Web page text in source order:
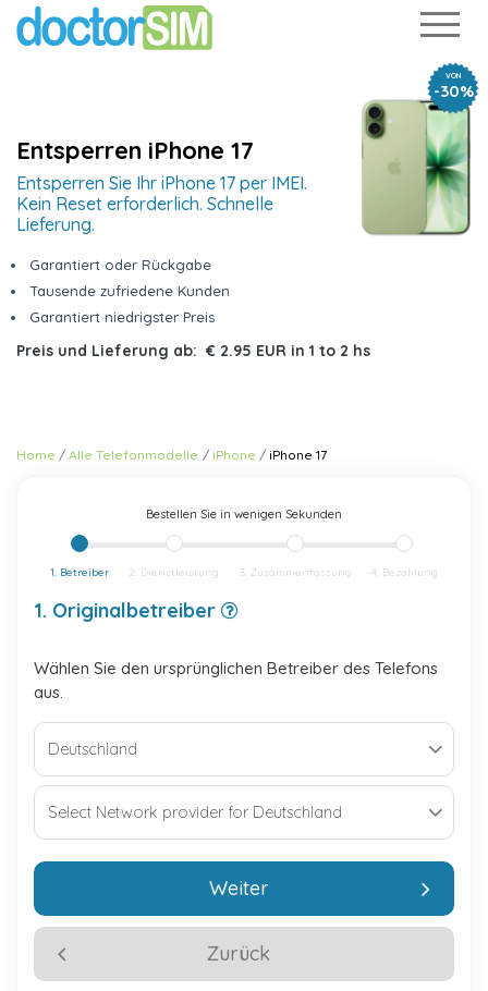
VON
-30%
Entsperren iPhone 17
Entsperren Sie Ihr iPhone 17 per IMEI.
Kein Reset erforderlich. Schnelle
Lieferung.
Garantiert oder Rückgabe
Tausende zufriedene Kunden
Garantiert niedrigster Preis
Preis und Lieferung ab: € 2.95 EUR in 1 to 2 hs
Home Alle Telefonmodelle iPhone iPhone 17
Bestellen Sie in wenigen Sekunden
1. Betreiber 2. Dienstleistung 3. Zusammenfassung 4. Bezahlung
1. Originalbetreiber
Wählen Sie den ursprünglichen Betreiber des Telefons
aus.
Zurück
Weiter